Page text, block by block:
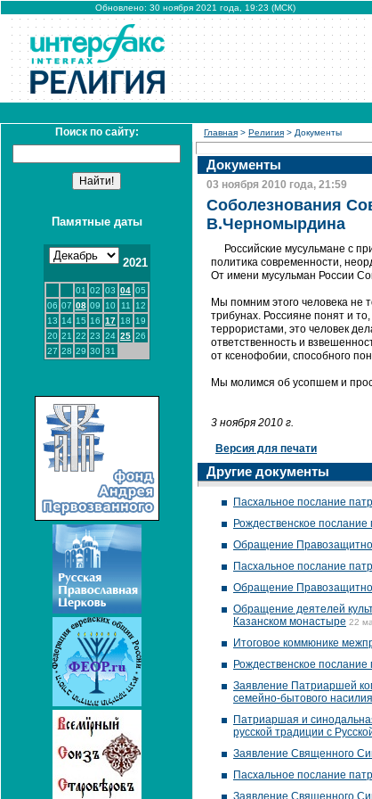
Обновлено: 30 ноября 2021 года, 19:23 (МСК)
Поиск по сайту:
Памятные даты
2021
01 02 03 04 05
06 07 08 09 10 11
12
13 14 15 16 17 18
19
20 21 22 23 24 25 26
27 28 29 30 31
Главная > Религия > Документы
Документы
03 ноября 2010 года, 21:59
Соболезнования
В.Черномырдина
Российские мусульмане с
политика современности,
От имени мусульман России
Мы помним этого человека не
трибунах. Россияне понят и
террористами, это человек
ответственность и
от ксенофобии, способного
Мы молимся об усопшем и
3 ноября 2010 г.
Версия для печати
Другие документы
Пасхальное послание
Рождественское
Обращение
Пасхальное послание
Обращение
Обращение деятелей
Казанском монастыре 22
Итоговое коммюнике
Рождественское
Заявление Патриаршей
семейно-бытового
Патриаршая и
русской традиции с
Заявление Священного
Пасхальное послание
Заявление Священного